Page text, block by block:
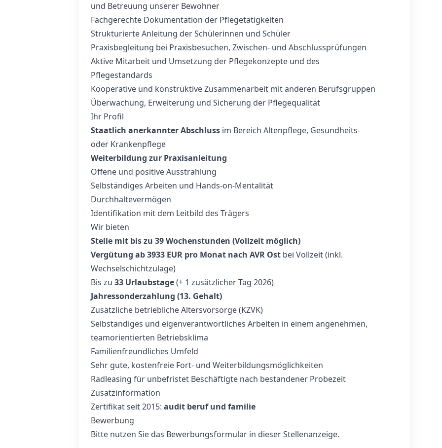
und Betreuung unserer Bewohner
Fachgerechte Dokumentation der Pflegetätigkeiten
Strukturierte Anleitung der Schülerinnen und Schüler
Praxisbegleitung bei Praxisbesuchen, Zwischen- und Abschlussprüfungen
Aktive Mitarbeit und Umsetzung der Pflegekonzepte und des
Pflegestandards
Kooperative und konstruktive Zusammenarbeit mit anderen Berufsgruppen
Überwachung, Erweiterung und Sicherung der Pflegequalität
Ihr Profil
Staatlich anerkannter Abschluss im Bereich Altenpflege, Gesundheits‑
oder Krankenpflege
Weiterbildung zur Praxisanleitung
Offene und positive Ausstrahlung
Selbständiges Arbeiten und Hands‑on‑Mentalität
Durchhaltevermögen
Identifikation mit dem Leitbild des Trägers
Wir bieten
Stelle mit bis zu 39 Wochenstunden (Vollzeit möglich)
Vergütung ab 3933 EUR pro Monat nach AVR Ost bei Vollzeit (inkl.
Wechselschichtzulage)
Bis zu 33 Urlaubstage(+ 1 zusätzlicher Tag 2026)
Jahressonderzahlung (13. Gehalt)
Zusätzliche betriebliche Altersvorsorge (KZVK)
Selbständiges und eigenverantwortliches Arbeiten in einem angenehmen,
teamorientierten Betriebsklima
Familienfreundliches Umfeld
Sehr gute, kostenfreie Fort‑ und Weiterbildungsmöglichkeiten
Radleasing für unbefristet Beschäftigte nach bestandener Probezeit
Zusatzinformation
Zertifikat seit 2015: audit beruf und familie
Bewerbung
Bitte nutzen Sie das Bewerbungsformular in dieser Stellenanzeige.